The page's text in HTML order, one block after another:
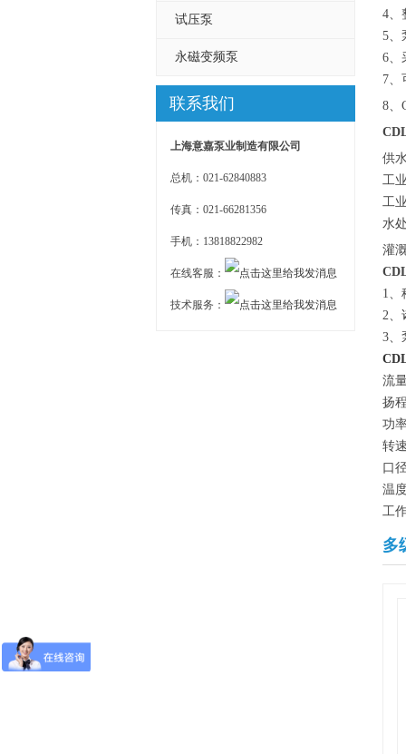
试压泵
永磁变频泵
联系我们
上海意嘉泵业制造有限公司
总机：021-62840883
传真：021-66281356
手机：13818822982
在线客服：
技术服务：
4、
5、
6、
7、
8、
供
工
工
水
灌
1、
2、
3、
流
扬
功
转
口
温
工
多